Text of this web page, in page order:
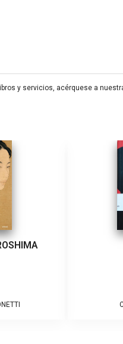
libros y servicios, acérquese a